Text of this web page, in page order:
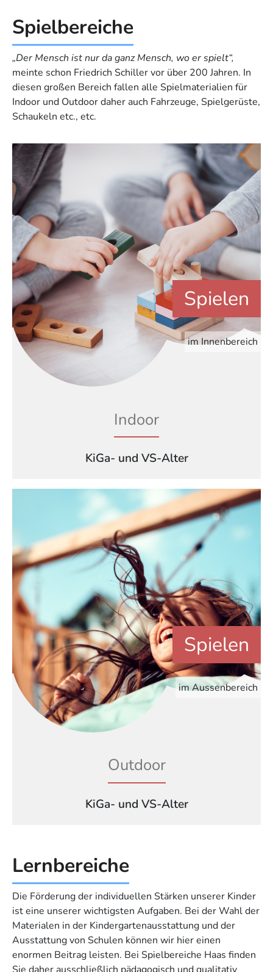
Spielbereiche
„Der Mensch ist nur da ganz Mensch, wo er spielt“,
meinte schon Friedrich Schiller vor über 200 Jahren. In
diesen großen Bereich fallen alle Spielmaterialien für
Indoor und Outdoor daher auch Fahrzeuge, Spielgerüste,
Schaukeln etc., etc.
Indoor
Spielen
im Innenbereich
KiGa- und VS-Alter
Outdoor
Spielen
im Aussenbereich
KiGa- und VS-Alter
Lernbereiche
Die Förderung der individuellen Stärken unserer Kinder
ist eine unserer wichtigsten Aufgaben. Bei der Wahl der
Materialen in der Kindergartenausstattung und der
Ausstattung von Schulen können wir hier einen
enormen Beitrag leisten. Bei Spielbereiche Haas finden